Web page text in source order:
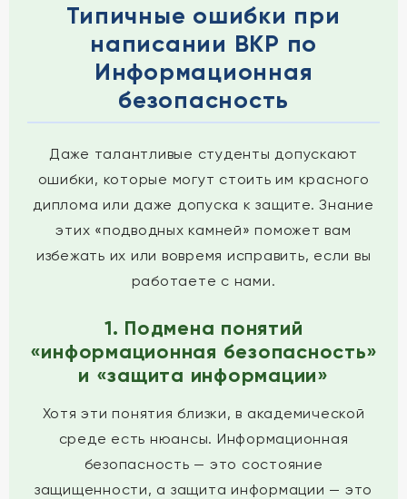
Типичные ошибки при
написании ВКР по
Информационная
безопасность
Даже талантливые студенты допускают
ошибки, которые могут стоить им красного
диплома или даже допуска к защите. Знание
этих «подводных камней» поможет вам
избежать их или вовремя исправить, если вы
работаете с нами.
1. Подмена понятий
«информационная безопасность»
и «защита информации»
Хотя эти понятия близки, в академической
среде есть нюансы. Информационная
безопасность — это состояние
защищенности, а защита информации — это